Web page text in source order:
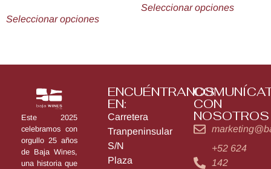
Seleccionar opciones
Seleccionar opciones
Este 2025
celebramos con
orgullo 25 años
de Baja Wines,
una historia que
ENCUÉNTRANOS
EN:
Carretera
Tranpeninsular
S/N
Plaza
CON
NOSOTROS
+52 624
142